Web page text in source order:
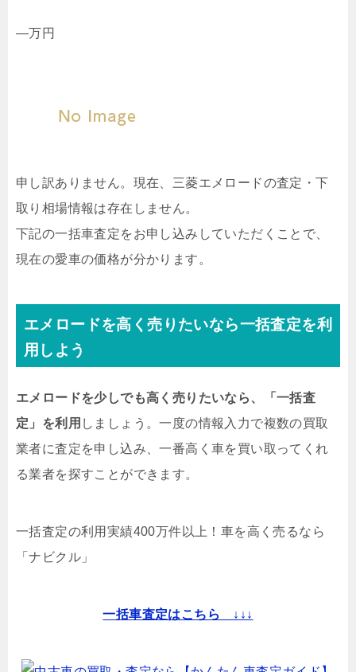
—万円
申し訳ありません。現在、三菱エメロードの査定・下
取り相場情報は存在しません。
下記の一括車査定をお申し込みしていただくことで、
現在の愛車の価格が分かります。
エメロードを高く売りたいなら一括査定を利
用しよう
エメロードを少しでも高く売りたいなら、「一括査
定」を利用 しましょう。一度の情報入力で複数の買取
業者に査定を申し込み、一番高く車を買い取ってくれ
る業者を探すことができます。
一括査定の利用実績400万件以上！ 車を高く売るなら
「ナビクル」
一括車査定はこちら ↓↓↓